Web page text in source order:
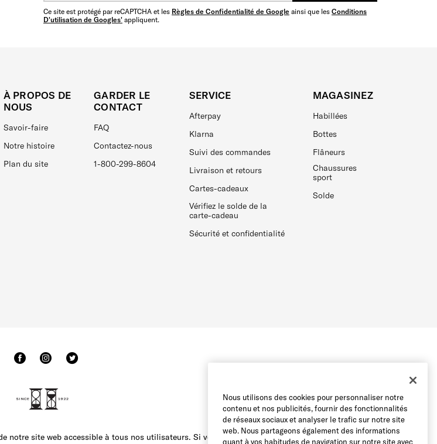
Ce site est protégé par reCAPTCHA et les Règles de Confidentialité de Google ainsi que les Conditions
D'utilisation de Googles' appliquent.
À PROPOS DE
NOUS
Savoir-faire
Notre histoire
Plan du site
GARDER LE
CONTACT
FAQ
Contactez-nous
1-800-299-8604
SERVICE
Afterpay
Klarna
Suivi des commandes
Livraison et retours
Cartes-cadeaux
Vérifiez le solde de la
carte-cadeau
Sécurité et confidentialité
MAGASINEZ
Habillées
Bottes
Flâneurs
Chaussures
sport
Solde
notre site web accessible à tous nos utilisateurs. Si vous avez des difficultés à
Nous utilisons des cookies pour personnaliser notre
contenu et nos publicités, fournir des fonctionnalités
de réseaux sociaux et analyser le trafic sur notre site
web. Nous partageons également des informations
quant à vos habitudes de navigation sur notre site avec